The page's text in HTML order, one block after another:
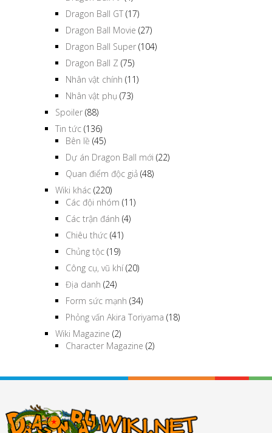
Dragon Ball GT (17)
Dragon Ball Movie (27)
Dragon Ball Super (104)
Dragon Ball Z (75)
Nhân vật chính (11)
Nhân vật phụ (73)
Spoiler (88)
Tin tức (136)
Bên lề (45)
Dự án Dragon Ball mới (22)
Quan điểm độc giả (48)
Wiki khác (220)
Các đội nhóm (11)
Các trận đánh (4)
Chiêu thức (41)
Chủng tộc (19)
Công cụ, vũ khí(20)
Địa danh (24)
Form sức mạnh (34)
Phỏng vấn Akira Toriyama (18)
Wiki Magazine (2)
Character Magazine (2)